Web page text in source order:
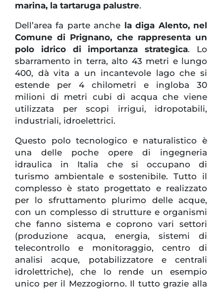
marina, la tartaruga palustre.
Dell’area fa parte anche la diga Alento, nel
Comune di Prignano, che rappresenta un
polo idrico di importanza strategica. Lo
sbarramento in terra, alto 43 metri e lungo
400, dà vita a un incantevole lago che si
estende per 4 chilometri e ingloba 30
milioni di metri cubi di acqua che viene
utilizzata per scopi irrigui, idropotabili,
industriali, idroelettrici.
Questo polo tecnologico e naturalistico è
una delle poche opere di ingegneria
idraulica in Italia che si occupano di
turismo ambientale e sostenibile. Tutto il
complesso è stato progettato e realizzato
per lo sfruttamento plurimo delle acque,
con un complesso di strutture e organismi
che fanno sistema e coprono vari settori
(produzione acqua, energia, sistemi di
telecontrollo e monitoraggio, centro di
analisi acque, potabilizzatore e centrali
idrolettriche), che lo rende un esempio
unico per il Mezzogiorno. Il tutto grazie alla